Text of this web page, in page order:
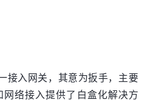
接入网关，其意为扳手，主要
络接入提供了白盒化解决方